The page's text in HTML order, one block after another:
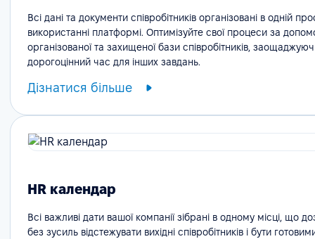
Всі дані та документи співробітників організовані в одній
використанні платформі. Оптимізуйте свої процеси за
організованої та захищеної бази співробітників,
дорогоцінний час для інших завдань.
Дізнатися більше
HR календар
Всі важливі дати вашої компанії зібрані в одному місці, що
без зусиль відстежувати вихідні співробітників і бути